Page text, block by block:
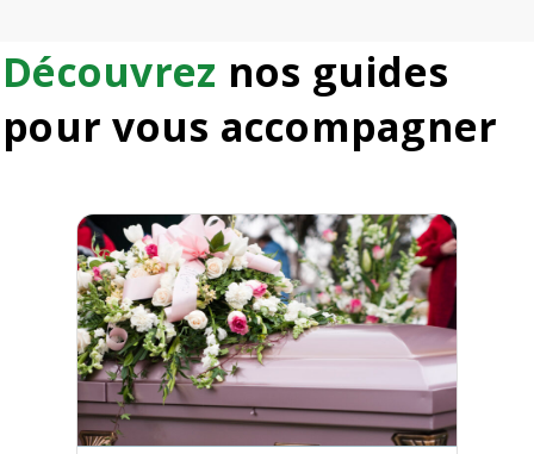
Découvrez nos guides
pour vous accompagner